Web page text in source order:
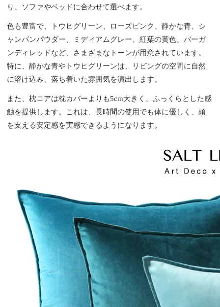
り、ソファやベッドに合わせて選べます。
色も豊富で、トウヒグリーン、ローズピンク、静かな青、シ
ャンパンパウダー、ミディアムグレー、紅葉の黄色、バーガ
ンディレッドなど、さまざまなトーンが用意されています。
特に、静かな青やトウヒグリーンは、リビングの空間に自然
に溶け込み、落ち着いた雰囲気を演出します。
また、枕コアは枕カバーよりも5cm大きく、ふっくらとした感
触を提供します。これは、長時間の使用でも体に優しく、頭
を支える安定感を実感できるようになります。